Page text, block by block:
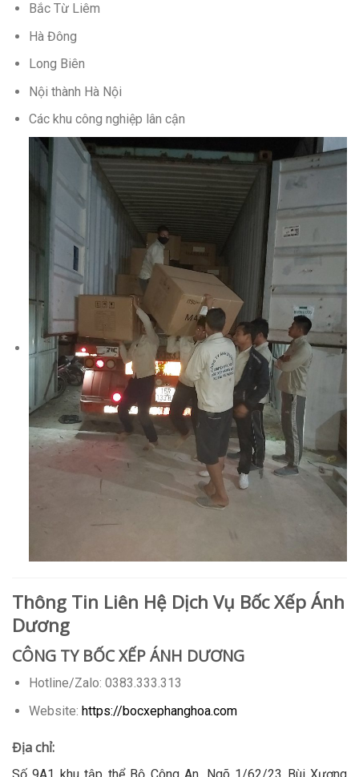
Bắc Từ Liêm
Hà Đông
Long Biên
Nội thành Hà Nội
Các khu công nghiệp lân cận
Thông Tin Liên Hệ Dịch Vụ Bốc Xếp Ánh
Dương
CÔNG TY BỐC XẾP ÁNH DƯƠNG
Hotline/Zalo: 0383.333.313
Website: https://bocxephanghoa.com
Địa chỉ:
Số 9A1 khu tập thể Bộ Công An, Ngõ 1/62/23 Bùi Xương